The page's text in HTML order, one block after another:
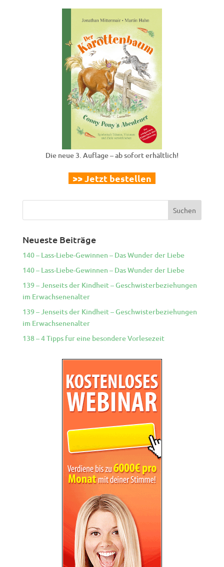
Die neue 3. Auflage – ab sofort erhältlich!
>> Jetzt bestellen
Neueste Beiträge
140 – Lass-Liebe-Gewinnen – Das Wunder der Liebe
140 – Lass-Liebe-Gewinnen – Das Wunder der Liebe
139 – Jenseits der Kindheit – Geschwisterbeziehungen
im Erwachsenenalter
139 – Jenseits der Kindheit – Geschwisterbeziehungen
im Erwachsenenalter
138 – 4 Tipps fur eine besondere Vorlesezeit